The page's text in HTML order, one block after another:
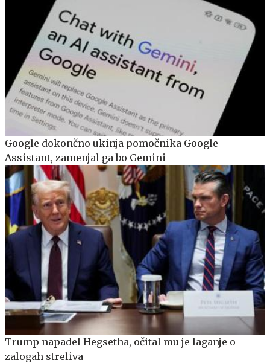
Google dokončno ukinja pomočnika Google
Assistant, zamenjal ga bo Gemini
Trump napadel Hegsetha, očital mu je laganje o
zalogah streliva